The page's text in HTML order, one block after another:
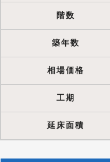
階数
築年数
相場価格
工期
延床面積